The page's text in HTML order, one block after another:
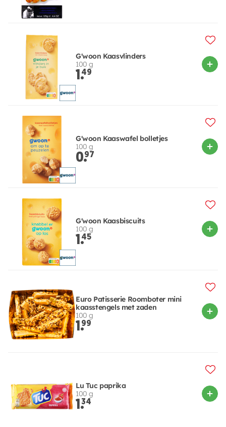
G'woon Kaasvlinders
100 g
1.49
G'woon Kaaswafel bolletjes
100 g
0.97
G'woon Kaasbiscuits
100 g
1.45
Euro Patisserie Roomboter mini
kaasstengels met zaden
100 g
1.99
Lu Tuc paprika
100 g
1.34